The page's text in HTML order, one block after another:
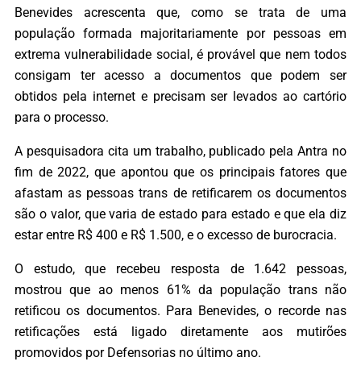
Benevides acrescenta que, como se trata de uma
população formada majoritariamente por pessoas em
extrema vulnerabilidade social, é provável que nem todos
consigam ter acesso a documentos que podem ser
obtidos pela internet e precisam ser levados ao cartório
para o processo.
A pesquisadora cita um trabalho, publicado pela Antra no
fim de 2022, que apontou que os principais fatores que
afastam as pessoas trans de retificarem os documentos
são o valor, que varia de estado para estado e que ela diz
estar entre R$ 400 e R$ 1.500, e o excesso de burocracia.
O estudo, que recebeu resposta de 1.642 pessoas,
mostrou que ao menos 61% da população trans não
retificou os documentos. Para Benevides, o recorde nas
retificações está ligado diretamente aos mutirões
promovidos por Defensorias no último ano.